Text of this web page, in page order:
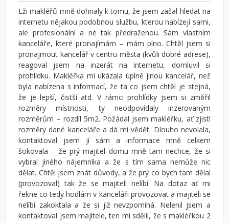
Lži makléřů mně dohnaly k tomu, že jsem začal hledat na
internetu nějakou podobnou službu, kterou nabízejí sami,
ale profesionální a né tak předraženou. Sám vlastním
kanceláře, které pronajímám – mám plno. Chtěl jsem si
pronajmout kancelář v centru města (kvůli dobré adrese),
reagoval jsem na inzerát na internetu, domluvil si
prohlídku. Makléřka mi ukázala úplně jinou kancelář, než
byla nabízena s informací, že ta co jsem chtěl je stejná,
že je lepší, čistší atd. V rámci prohlídky jsem si změřil
rozměry místnosti, ty neodpovídaly inzerovaným
rozměrům – rozdíl 5m2. Požádal jsem makléřku, ať zjistí
rozměry dané kanceláře a dá mi vědět. Dlouho nevolala,
kontaktoval jsem jí sám a informace mně celkem
šokovala – že prý majitel domu mně tam nechce, že si
vybral jiného nájemníka a že s tím sama nemůže nic
dělat. Chtěl jsem znát důvody, a že prý co bych tam dělal
(provozoval) tak že se majiteli nelíbí. Na dotaz ať mi
řekne co tedy hodlám v kanceláři provozovat a majiteli se
nelíbí zakoktala a že si již nevzpomíná. Nelenil jsem a
kontaktoval jsem majitele, ten mi sdělil, že s makléřkou 2